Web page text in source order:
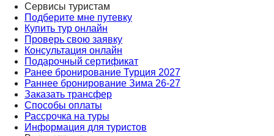
Сервисы туристам
Подберите мне путевку
Купить тур онлайн
Проверь свою заявку
Консультация онлайн
Подарочный сертификат
Ранее бронирование Турция 2027
Раннее бронирование Зима 26-27
Заказать трансфер
Способы оплаты
Рассрочка на туры
Информация для туристов